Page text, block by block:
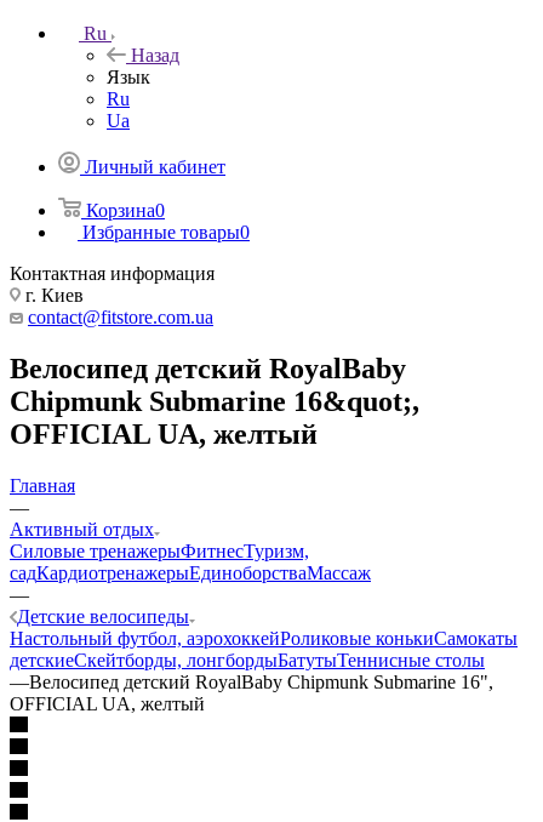
Ru
Назад
Язык
Ru
Ua
Личный кабинет
Корзина0
Избранные товары0
Контактная информация
г. Киев
contact@fitstore.com.ua
Велосипед детский RoyalBaby
Chipmunk Submarine 16&quot;,
OFFICIAL UA, желтый
Главная
—
Активный отдых
Силовые тренажерыФитнесТуризм,
садКардиотренажерыЕдиноборстваМассаж
—
Детские велосипеды
Настольный футбол, аэрохоккейРоликовые конькиСамокаты
детскиеСкейтборды, лонгбордыБатутыТеннисные столы
—Велосипед детский RoyalBaby Chipmunk Submarine 16",
OFFICIAL UA, желтый